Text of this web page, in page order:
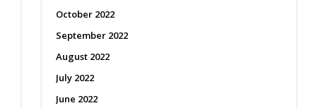
October 2022
September 2022
August 2022
July 2022
June 2022